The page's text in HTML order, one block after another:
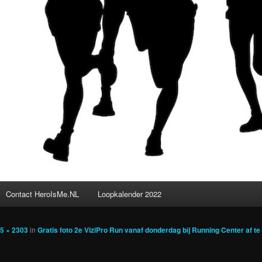
Contact HeroIsMe.NL Loopkalender 2022
× 2303in Gratis foto 2e ViziPro Run vanaf donderdag bij Running Center af te